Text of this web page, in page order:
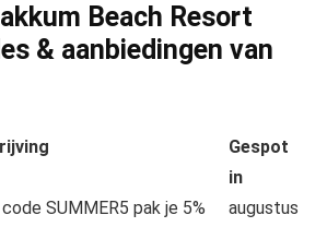
Beach Resort
& aanbiedingen van
Gespot
in
SUMMER5 pak je 5%
augustus